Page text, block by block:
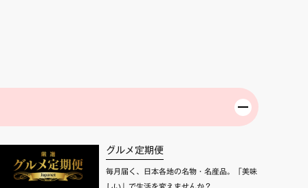
グルメ定期便
毎月届く、日本各地の名物・名産品。「美味